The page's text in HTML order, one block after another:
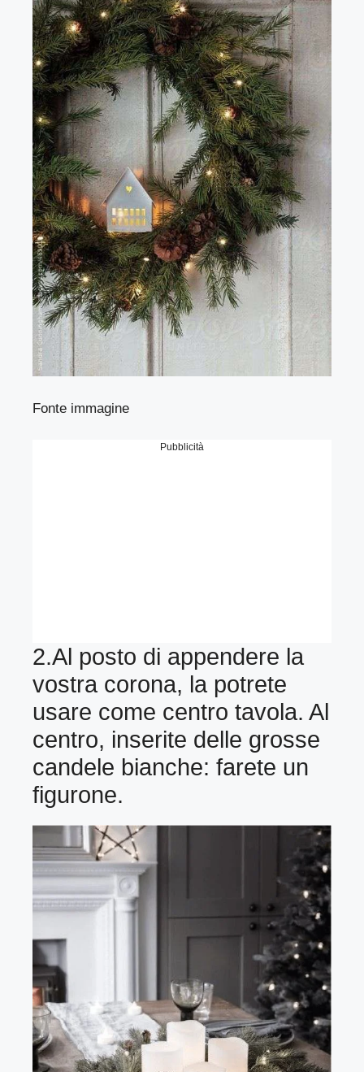
Fonte immagine
Pubblicità
2.Al posto di appendere la
vostra corona, la potrete
usare come centro tavola. Al
centro, inserite delle grosse
candele bianche: farete un
figurone.